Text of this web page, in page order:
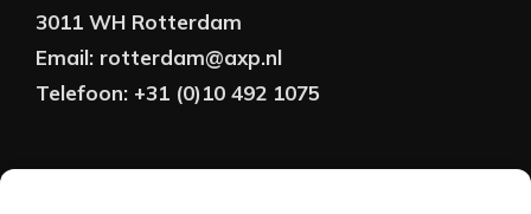
3011 WH Rotterdam
Email: rotterdam@axp.nl
Telefoon: +31 (0)10 492 1075